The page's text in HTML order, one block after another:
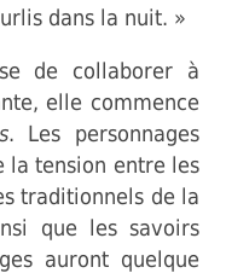
dans la nuit. »
de collaborer à
elle commence
. Les personnages
la tension entre les
traditionnels de la
que les savoirs
auront quelque